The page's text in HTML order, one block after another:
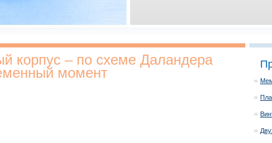
корпус – по схеме Даландера
момент